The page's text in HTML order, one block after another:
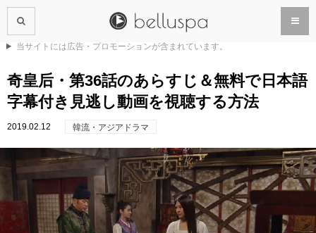
当サイトには広告・プロモーションが含まれています。
奇皇后・第36話のあらすじ＆無料で日本語
字幕付き見逃し動画を視聴する方法
2019.02.12 韓流・アジアドラマ